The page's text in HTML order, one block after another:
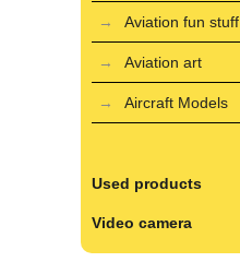
Aviation fun stuff
Aviation art
Aircraft Models
Used products
Video camera